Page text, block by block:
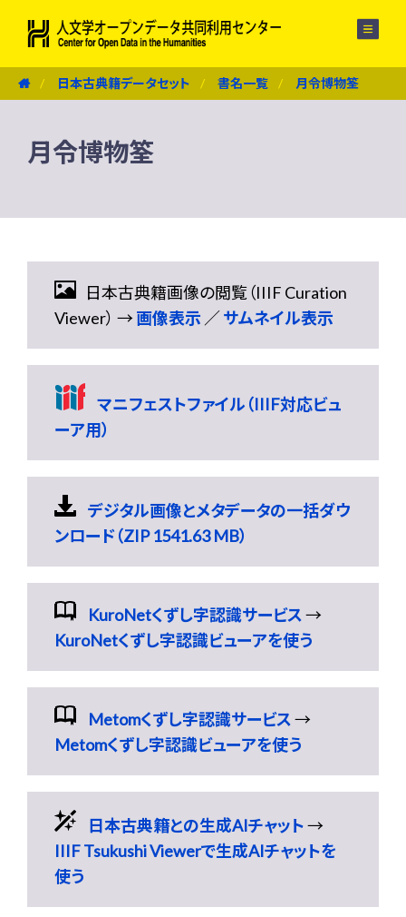
日本古典籍データセット 書名一覧 月令博物筌
月令博物筌
日本古典籍画像の閲覧（IIIF Curation
Viewer） →画像表示 ／サムネイル表示
マニフェストファイル（IIIF対応ビュ
ーア用）
デジタル画像とメタデータの一括ダウ
ンロード（ZIP 1541.63 MB）
KuroNetくずし字認識サービス→
KuroNetくずし字認識ビューアを使う
Metomくずし字認識サービス→
Metomくずし字認識ビューアを使う
日本古典籍との生成AIチャット→
IIIF Tsukushi Viewerで生成AIチャットを
使う